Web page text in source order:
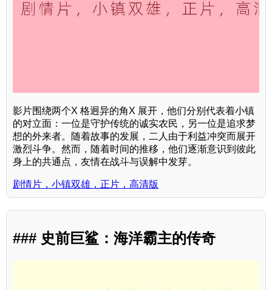
影片围绕两个X 格迥异的角X 展开，他们分别代表着小镇
的对立面：一位是守护传统的诚实农民，另一位是追求梦
想的外来者。随着故事的发展，二人由于利益冲突而展开
激烈斗争。然而，随着时间的推移，他们逐渐意识到彼此
身上的共通点，友情在战斗与误解中发芽。
剧情片，小镇双雄，正片，高清版
### 史前巨鲨：海洋霸主的传奇